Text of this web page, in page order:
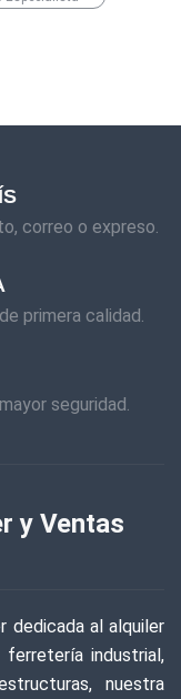
correo o expreso.
primera calidad.
seguridad.
y Ventas
dedicada al alquiler
industrial,
nuestra